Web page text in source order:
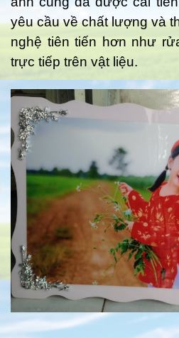
yêu cầu về chất lượng và
nghệ tiên tiến hơn như
trực tiếp trên vật liệu.